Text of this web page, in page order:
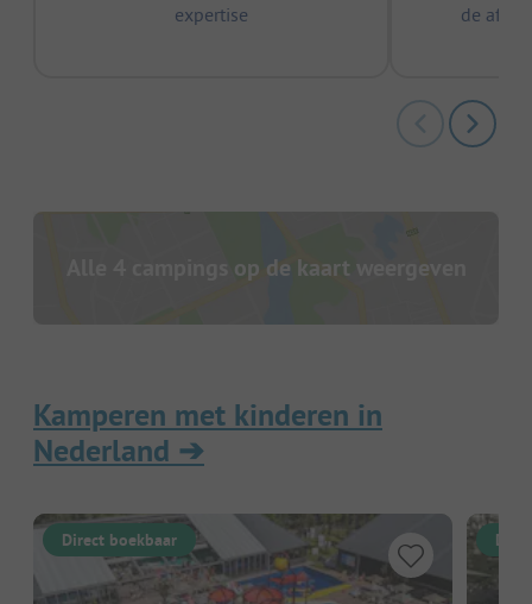
expertise
de
Alle 4 campings op de kaart weergeven
Kamperen met kinderen in
Nederland ➔
Direct boekbaar